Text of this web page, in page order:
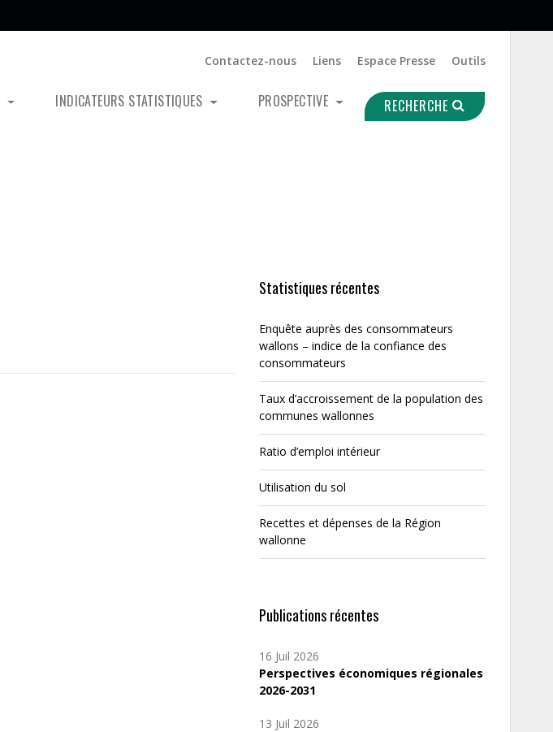
Contactez-nous Liens Espace Presse Outils
INDICATEURS STATISTIQUES PROSPECTIVE RECHERCHE
Statistiques récentes
Enquête auprès des consommateurs
wallons – indice de la confiance des
consommateurs
Taux d’accroissement de la population des
communes wallonnes
Ratio d’emploi intérieur
Utilisation du sol
Recettes et dépenses de la Région
wallonne
Publications récentes
16 Juil 2026
Perspectives économiques régionales
2026-2031
13 Juil 2026